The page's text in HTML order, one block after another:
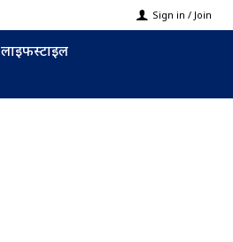
Sign in / Join
लाइफस्टाइल